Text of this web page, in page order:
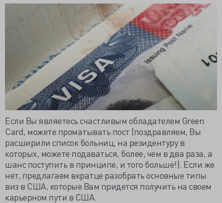
Если Вы являетесь счастливым обладателем Green
Card, можете проматывать пост (поздравляем, Вы
расширили список больниц, на резидентуру в
которых, можете подаваться, более, чем в два раза, а
шанс поступить в принципе, и того больше!). Если же
нет, предлагаем вкратце разобрать основные типы
виз в США, которые Вам придется получить на своем
карьерном пути в США.